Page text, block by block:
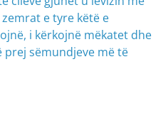
e tyre këtë e
i kërkojnë mëkatet dhe
sëmundjeve më të